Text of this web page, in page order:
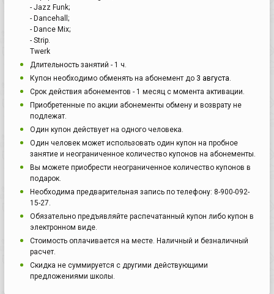
- Jazz Funk;
- Dancehall;
- Dance Mix;
- Strip.
Twerk
Длительность занятий - 1 ч.
Купон необходимо обменять на абонемент до 3 августа
Срок действия абонементов - 1 месяц с момента активации.
Приобретенные по акции абонементы обмену и возврату не
подлежат.
Один купон действует на одного человека.
Один человек может использовать один купон на пробное
занятие и неограниченное количество купонов на абонементы.
Вы можете приобрести неограниченное количество купонов в
подарок.
Необходима предварительная запись по телефону: 8-900-092-
15-27.
Обязательно предъявляйте распечатанный купон либо купон в
электронном виде.
Стоимость оплачивается на месте. Наличный и безналичный
расчет.
Скидка не суммируется с другими действующими
предложениями школы.